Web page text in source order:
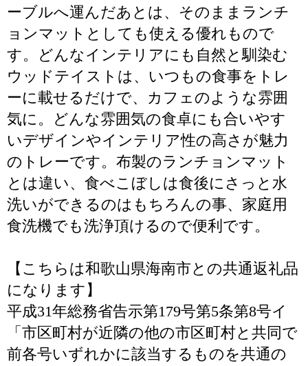
ーブルへ運んだあとは、そのままランチ
ョンマットとしても使える優れもので
す。どんなインテリアにも自然と馴染む
ウッドテイストは、いつもの食事をトレ
ーに載せるだけで、カフェのような雰囲
気に。どんな雰囲気の食卓にも合いやす
いデザインやインテリア性の高さが魅力
のトレーです。布製のランチョンマット
とは違い、食べこぼしは食後にさっと水
洗いができるのはもちろんの事、家庭用
食洗機でも洗浄頂けるので便利です。
【こちらは和歌山県海南市との共通返礼品
になります】
平成31年総務省告示第179号第5条第8号イ
「市区町村が近隣の他の市区町村と共同で
前各号いずれかに該当するものを共通の